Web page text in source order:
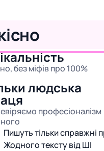
без міфів про 100%
людська
професіоналізм
Пишуть тільки справжні
Жодного тексту від ШІ